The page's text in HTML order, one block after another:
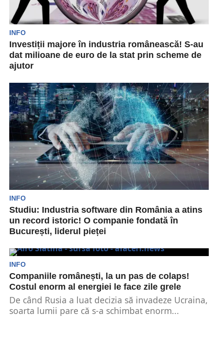
INFO
Investiții majore în industria românească! S-au
dat milioane de euro de la stat prin scheme de
ajutor
va acorda o atenție deosebită industriei
românești. Sectorul secundar...
INFO
Studiu: Industria software din România a atins
un record istoric! O companie fondată în
București, liderul pieței
analiză financiară KeysFin, industria de software
la nivel național...
INFO
Companiile românești, la un pas de colaps!
Costul enorm al energiei le face zile grele
De când Rusia a luat decizia să invadeze Ucraina,
soarta lumii pare că s-a schimbat enorm...